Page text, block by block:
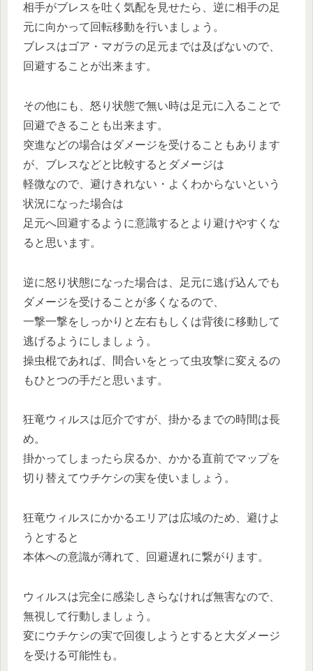
相手がブレスを吐く気配を見せたら、逆に相手の足
元に向かって回転移動を行いましょう。
ブレスはゴア・マガラの足元までは及ばないので、
回避することが出来ます。
その他にも、怒り状態で無い時は足元に入ることで
回避できることも出来ます。
突進などの場合はダメージを受けることもあります
が、ブレスなどと比較するとダメージは
軽微なので、避けきれない・よくわからないという
状況になった場合は
足元へ回避するように意識するとより避けやすくな
ると思います。
逆に怒り状態になった場合は、足元に逃げ込んでも
ダメージを受けることが多くなるので、
一撃一撃をしっかりと左右もしくは背後に移動して
逃げるようにしましょう。
操虫棍であれば、間合いをとって虫攻撃に変えるの
もひとつの手だと思います。
狂竜ウィルスは厄介ですが、掛かるまでの時間は長
め。
掛かってしまったら戻るか、かかる直前でマップを
切り替えてウチケシの実を使いましょう。
狂竜ウィルスにかかるエリアは広域のため、避けよ
うとすると
本体への意識が薄れて、回避遅れに繋がります。
ウィルスは完全に感染しきらなければ無害なので、
無視して行動しましょう。
変にウチケシの実で回復しようとすると大ダメージ
を受ける可能性も。